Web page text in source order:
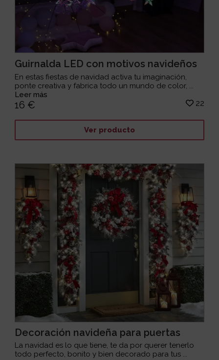
Guirnalda LED con motivos navideños
En estas fiestas de navidad activa tu imaginación,
ponte creativa y fabrica todo un mundo de color, ...
Leer más
16 € 22
Ver producto
Decoración navideña para puertas
La navidad es lo que tiene, te da por querer tenerlo
todo perfecto, bonito y bien decorado para tus ...